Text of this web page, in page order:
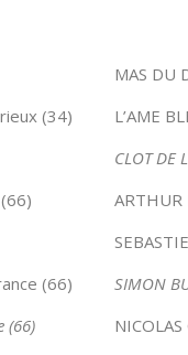
(34)
(66)
(66)
MAS DU
L’AME
CLOT DE
ARTHUR
SIMON